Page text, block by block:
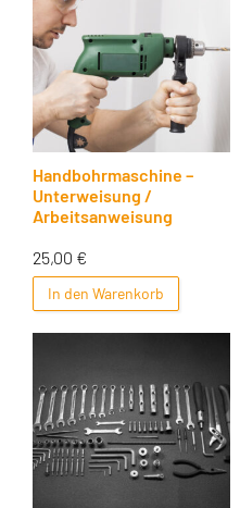
Handbohrmaschine –
Unterweisung /
Arbeitsanweisung
25,00 €
In den Warenkorb